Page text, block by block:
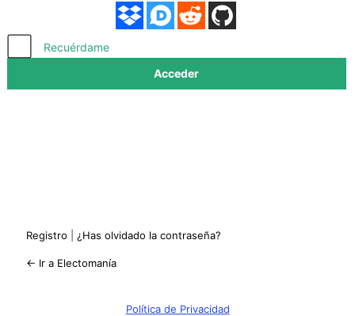
Recuérdame
Registro ¿Has olvidado la contraseña?
← Ir a Electomanía
Política de Privacidad